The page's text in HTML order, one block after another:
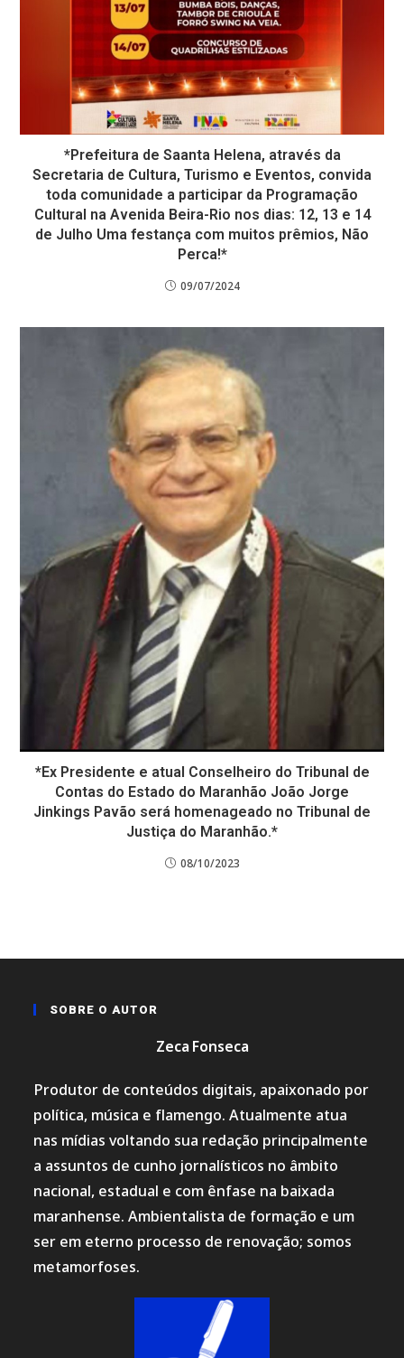
*Prefeitura de Saanta Helena, através da
Secretaria de Cultura, Turismo e Eventos, convida
toda comunidade a participar da Programação
Cultural na Avenida Beira-Rio nos dias: 12, 13 e 14
de Julho Uma festança com muitos prêmios, Não
Perca!*
09/07/2024
*Ex Presidente e atual Conselheiro do Tribunal de
Contas do Estado do Maranhão João Jorge
Jinkings Pavão será homenageado no Tribunal de
Justiça do Maranhão.*
08/10/2023
SOBRE O AUTOR
Zeca Fonseca
Produtor de conteúdos digitais, apaixonado por
política, música e flamengo. Atualmente atua
nas mídias voltando sua redação principalmente
a assuntos de cunho jornalísticos no âmbito
nacional, estadual e com ênfase na baixada
maranhense. Ambientalista de formação e um
ser em eterno processo de renovação; somos
metamorfoses.